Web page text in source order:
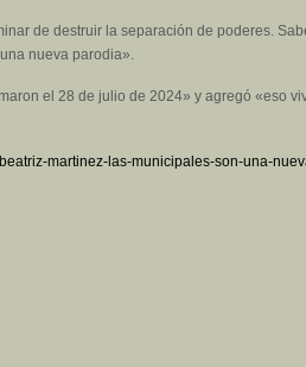
de destruir la separación de poderes.
nueva parodia».
el 28 de julio de 2024» y agregó «eso
martinez-las-municipales-son-una-